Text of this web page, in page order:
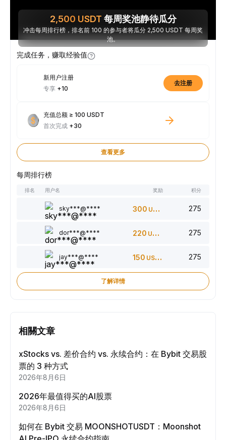
2,500 USDT 每周奖池静待瓜分
冲击每周排行榜，排名前 100 的参与者将瓜分 2,500 USDT 每周奖
池。
完成任务，赚取经验值
新用户注册
专享 +10
去注册
充值总额 ≥ 100 USDT
首次完成 +30
查看更多
每周排行榜
排名 用户名 奖励 积分
sky***@**** 300 USDT 275
dor***@**** 220 USDT 275
jay***@**** 150 USDT 275
了解详情
相關文章
xStocks vs. 差价合约 vs. 永续合约：在 Bybit 交易股
票的 3 种方式
2026年8月6日
2026年最值得买的AI股票
2026年8月6日
如何在 Bybit 交易 MOONSHOTUSDT：Moonshot